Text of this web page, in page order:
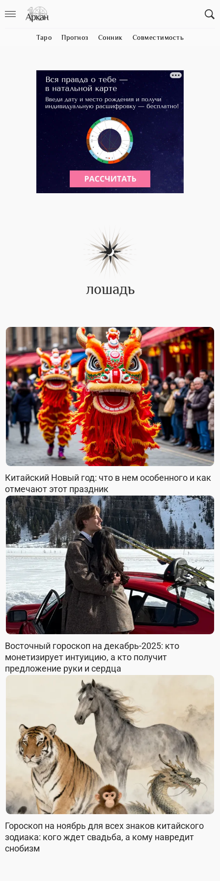
Таро Прогноз Сонник Совместимость
лошадь
Китайский Новый год: что в нем особенного и как
отмечают этот праздник
Восточный гороскоп на декабрь-2025: кто
монетизирует интуицию, а кто получит
предложение руки и сердца
Гороскоп на ноябрь для всех знаков китайского
зодиака: кого ждет свадьба, а кому навредит
снобизм